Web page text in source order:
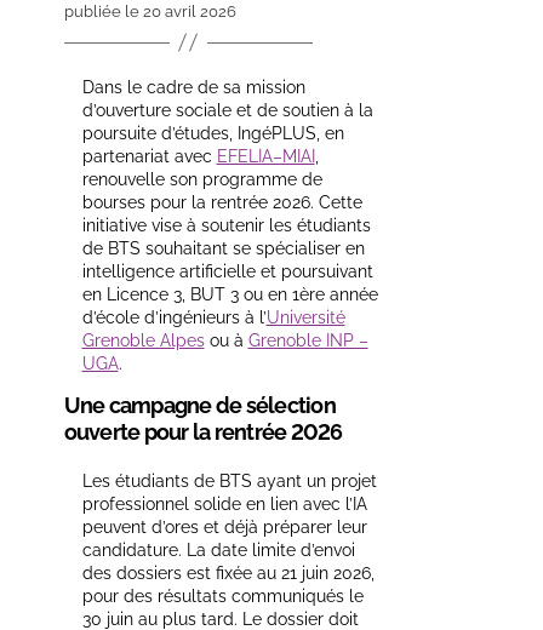
publiée le 20 avril 2026
Dans le cadre de sa mission
d’ouverture sociale et de soutien à la
poursuite d’études, IngéPLUS, en
partenariat avec EFELIA–MIAI,
renouvelle son programme de
bourses pour la rentrée 2026. Cette
initiative vise à soutenir les étudiants
de BTS souhaitant se spécialiser en
intelligence artificielle et poursuivant
en Licence 3, BUT 3 ou en 1ère année
d’école d’ingénieurs à l’Université
Grenoble Alpesou à Grenoble INP –
UGA.
Une campagne de sélection
ouverte pour la rentrée 2026
Les étudiants de BTS ayant un projet
professionnel solide en lien avec l’IA
peuvent d’ores et déjà préparer leur
candidature. La date limite d’envoi
des dossiers est fixée au 21 juin 2026,
pour des résultats communiqués le
30 juin au plus tard. Le dossier doit